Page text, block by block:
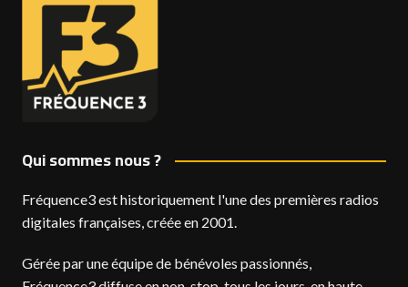
Qui sommes nous ?
Fréquence3 est historiquement l'une des premières radios
digitales françaises, créée en 2001.
Gérée par une équipe de bénévoles passionnés,